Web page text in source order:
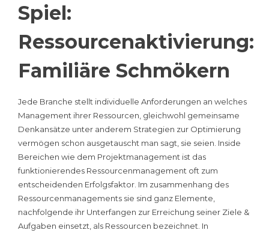
Spiel:
Ressourcenaktivierung:
Familiäre Schmökern
Jede Branche stellt individuelle Anforderungen an welches
Management ihrer Ressourcen, gleichwohl gemeinsame
Denkansätze unter anderem Strategien zur Optimierung
vermögen schon ausgetauscht man sagt, sie seien. Inside
Bereichen wie dem Projektmanagement ist das
funktionierendes Ressourcenmanagement oft zum
entscheidenden Erfolgsfaktor. Im zusammenhang des
Ressourcenmanagements sie sind ganz Elemente,
nachfolgende ihr Unterfangen zur Erreichung seiner Ziele &
Aufgaben einsetzt, als Ressourcen bezeichnet. In